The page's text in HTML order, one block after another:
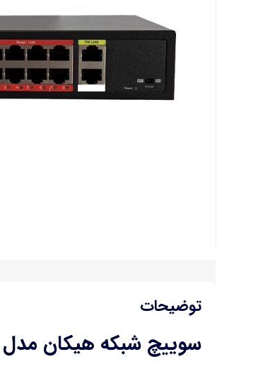
توضیحات
سوییچ شبکه هیکان مدل HK-SW-P0802G